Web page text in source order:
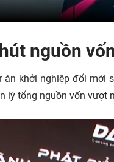
nguồn
án khởi nghiệp đổi mới
lý tổng nguồn vốn vượt